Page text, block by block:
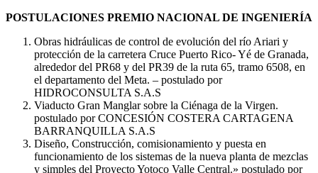
POSTULACIONES PREMIO NACIONAL DE INGENIERÍA
Obras hidráulicas de control de evolución del río Ariari y
protección de la carretera Cruce Puerto Rico- Yé de Granada,
alrededor del PR68 y del PR39 de la ruta 65, tramo 6508, en
el departamento del Meta. – postulado por
HIDROCONSULTA S.A.S
Viaducto Gran Manglar sobre la Ciénaga de la Virgen.
postulado por CONCESIÓN COSTERA CARTAGENA
BARRANQUILLA S.A.S
Diseño, Construcción, comisionamiento y puesta en
funcionamiento de los sistemas de la nueva planta de mezclas
y simples del Proyecto Yotoco Valle Central.» postulado por